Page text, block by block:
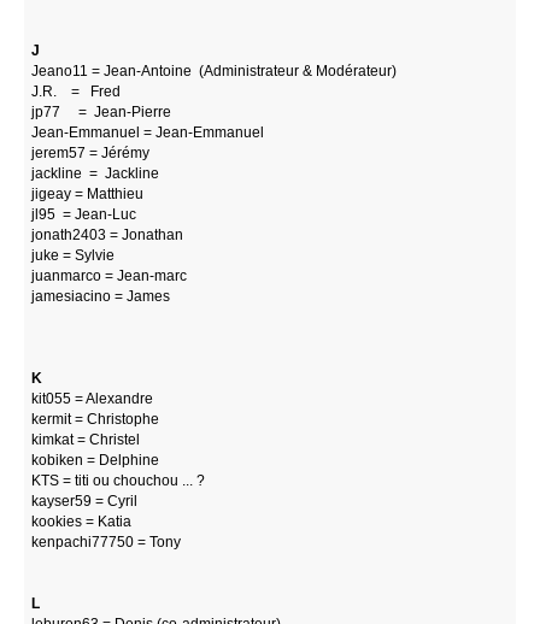
J
Jeano11 = Jean-Antoine (Administrateur & Modérateur)
J.R. = Fred
jp77 = Jean-Pierre
Jean-Emmanuel = Jean-Emmanuel
jerem57 = Jérémy
jackline = Jackline
jigeay = Matthieu
jl95 = Jean-Luc
jonath2403 = Jonathan
juke = Sylvie
juanmarco = Jean-marc
jamesiacino = James
K
kit055 = Alexandre
kermit = Christophe
kimkat = Christel
kobiken = Delphine
KTS = titi ou chouchou ... ?
kayser59 = Cyril
kookies = Katia
kenpachi77750 = Tony
L